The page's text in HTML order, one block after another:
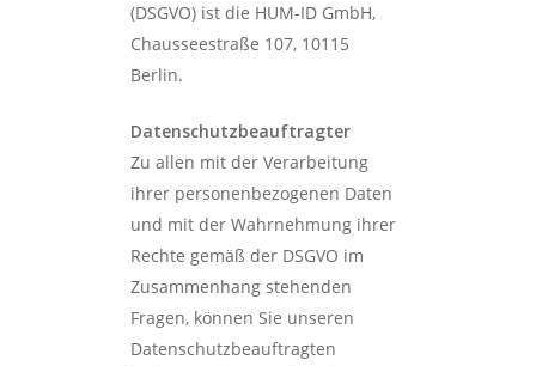
(DSGVO) ist die HUM-ID GmbH,
Chausseestraße 107, 10115
Berlin.
Datenschutzbeauftragter
Zu allen mit der Verarbeitung
ihrer personenbezogenen Daten
und mit der Wahrnehmung ihrer
Rechte gemäß der DSGVO im
Zusammenhang stehenden
Fragen, können Sie unseren
Datenschutzbeauftragten